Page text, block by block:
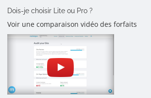
Dois-je choisir Lite ou Pro ?
Voir une comparaison vidéo des forfaits